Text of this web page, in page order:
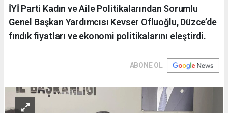
İYİ Parti Kadın ve Aile Politikalarından Sorumlu
Genel Başkan Yardımcısı Kevser Ofluoğlu, Düzce’de
fındık fiyatları ve ekonomi politikalarını eleştirdi.
ABONE OL